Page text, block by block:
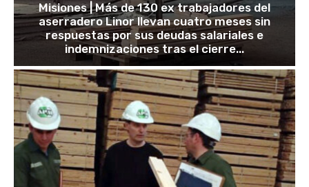
Misiones | Más de 130 ex trabajadores del
aserradero Linor llevan cuatro meses sin
respuestas por sus deudas salariales e
indemnizaciones tras el cierre...